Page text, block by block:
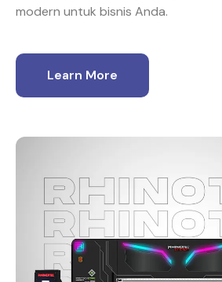
modern untuk bisnis Anda.
Learn More